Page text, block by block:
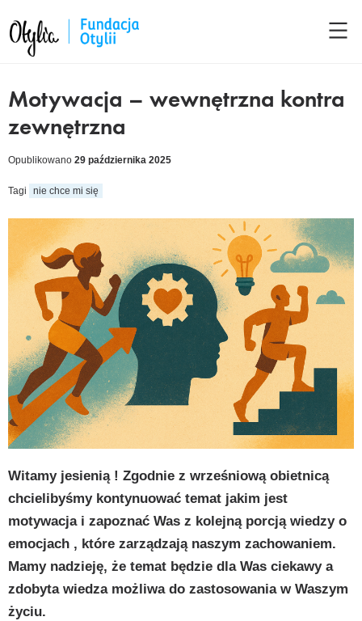
Motywacja – wewnętrzna kontra
zewnętrzna
Opublikowano 29 października 2025
Tagi nie chce mi się
Witamy jesienią ! Zgodnie z wrześniową obietnicą
chcielibyśmy kontynuować temat jakim jest
motywacja i zapoznać Was z kolejną porcją wiedzy o
emocjach , które zarządzają naszym zachowaniem.
Mamy nadzieję, że temat będzie dla Was ciekawy a
zdobyta wiedza możliwa do zastosowania w Waszym
życiu.